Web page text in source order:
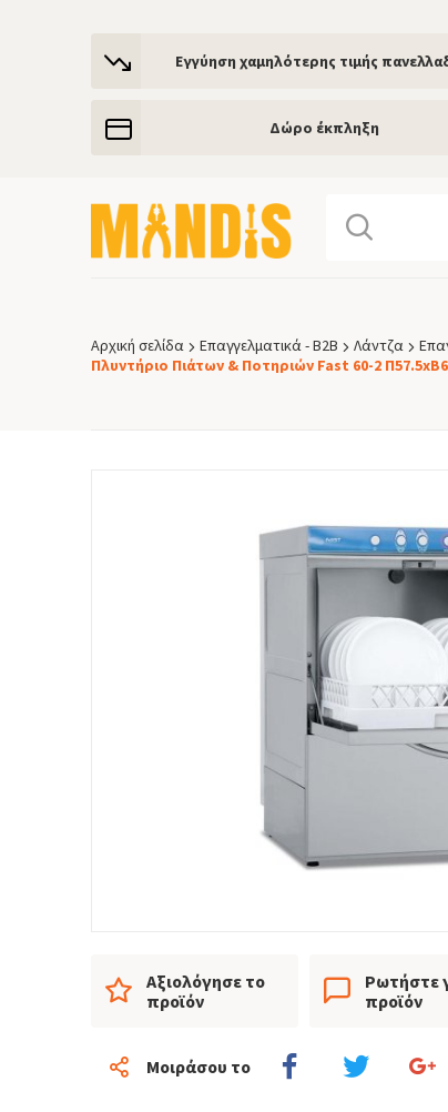
Εγγύηση χαμηλότερης τιμής
Δώρο έκπληξη
Breadcrumb
Αρχική σελίδα Επαγγελματικά - Β2Β Λάντζα
Πλυντήριο Πιάτων & Ποτηριών Fast 60-2
Αξιολόγησε το
προϊόν
Ρωτήστε
προϊόν
Μοιράσου το